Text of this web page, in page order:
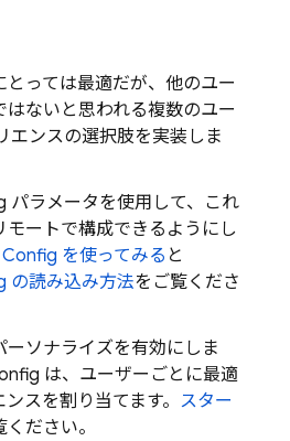
とっては最適だが、他のユー
はないと思われる複数のユー
エンスの選択肢を実装しま
パラメータを使用して、これ
モートで構成できるようにし
を使ってみる と
の読み込み方法をご覧くださ
ーソナライズを有効にしま
は、ユーザーごとに最適
スを割り当てます。 スター
ださい。